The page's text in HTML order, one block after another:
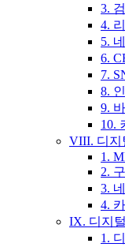
3.
4.
5.
6.
7.
8.
9.
10.
VIII. 디지
1.
2.
3.
4.
IX. 디지
1.